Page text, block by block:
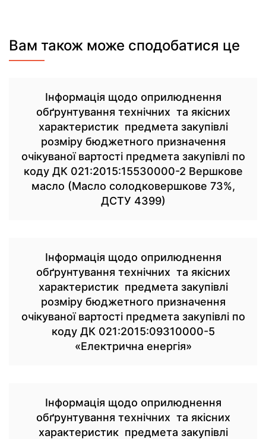
Вам також може сподобатися це
Інформація щодо оприлюднення
обґрунтування технічних та якісних
характеристик предмета закупівлі
розміру бюджетного призначення
очікуваної вартості предмета закупівлі по
коду ДК 021:2015:15530000-2 Вершкове
масло (Масло солодковершкове 73%,
ДСТУ 4399)
Інформація щодо оприлюднення
обґрунтування технічних та якісних
характеристик предмета закупівлі
розміру бюджетного призначення
очікуваної вартості предмета закупівлі по
коду ДК 021:2015:09310000-5
«Електрична енергія»
Інформація щодо оприлюднення
обґрунтування технічних та якісних
характеристик предмета закупівлі